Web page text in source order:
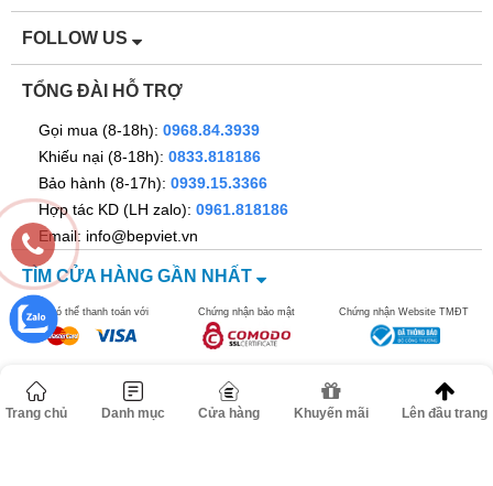
FOLLOW US
TỔNG ĐÀI HỖ TRỢ
Gọi mua (8-18h): 0968.84.3939
Khiếu nại (8-18h): 0833.818186
Bảo hành (8-17h): 0939.15.3366
Hợp tác KD (LH zalo): 0961.818186
Email: info@bepviet.vn
TÌM CỬA HÀNG GẦN NHẤT
Bạn có thể thanh toán với Chứng nhận bảo mật Chứng nhận Website TMĐT
©2016 bepviet.vn - Công ty TNHH Dann Việt Nam. MST
Trang chủ Danh mục Cửa hàng Khuyến mãi Lên đầu trang